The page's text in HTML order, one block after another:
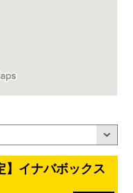
】イナバボックス